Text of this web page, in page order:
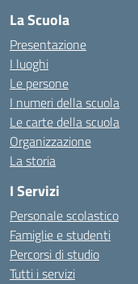
La Scuola
Presentazione
I luoghi
Le persone
I numeri della scuola
Le carte della scuola
Organizzazione
La storia
I Servizi
Personale scolastico
Famiglie e studenti
Percorsi di studio
Tutti i servizi